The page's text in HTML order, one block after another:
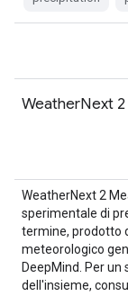
WeatherNext
WeatherNext 2
sperimentale di
termine, prodotto
meteorologico
DeepMind. Per
dell'insieme,